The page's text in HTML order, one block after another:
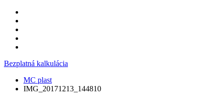
Bezplatná kalkulácia
MC plast
IMG_20171213_144810